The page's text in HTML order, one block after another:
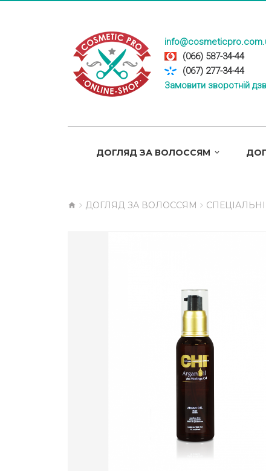
(066) 587-34-44
(067) 277-34-44
Замовити зворотній
ДОГЛЯД ЗА ВОЛОССЯМ
ДОГЛЯД ЗА ВОЛОССЯМ